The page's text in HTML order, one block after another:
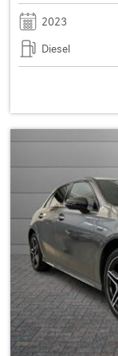
2023
Diesel